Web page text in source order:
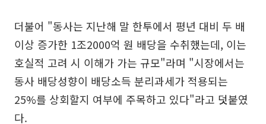
더불어 "동사는 지난해 말 한투에서 평년 대비 두 배
이상 증가한 1조2000억 원 배당을 수취했는데, 이는
호실적 고려 시 이해가 가는 규모"라며 "시장에서는
동사 배당성향이 배당소득 분리과세가 적용되는
25%를 상회할지 여부에 주목하고 있다"라고 덧붙였
다.